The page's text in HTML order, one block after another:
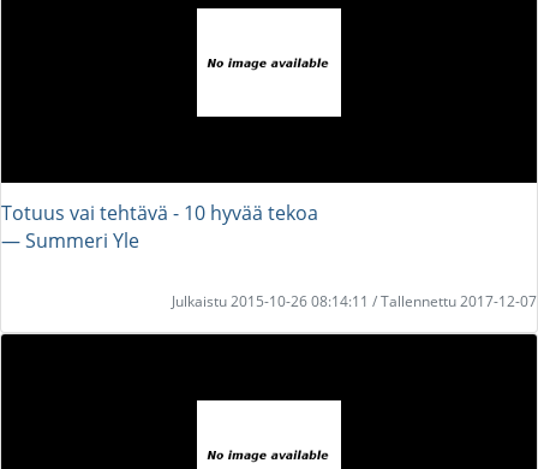
Totuus vai tehtävä - 10 hyvää tekoa
― Summeri Yle
Julkaistu 2015-10-26 08:14:11 / Tallennettu 2017-12-07